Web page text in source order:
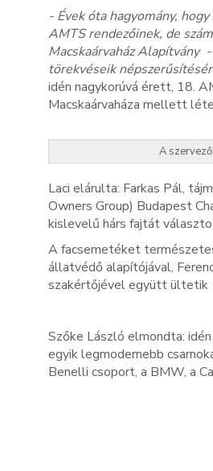
- Évek óta hagyomány,
AMTS rendezőinek, de
Macskaárvaház Alapítvány
törekvéseik
idén nagykorúvá érett, 18.
Macskaárvaháza mellett
A
Laci elárulta: Farkas Pál,
Owners Group) Budapest
kislevelű hárs fajtát
A facsemetéket
állatvédő alapítójával,
szakértőjével együtt ültetik
Szőke László elmondta:
egyik legmodernebb
Benelli csoport, a BMW, a